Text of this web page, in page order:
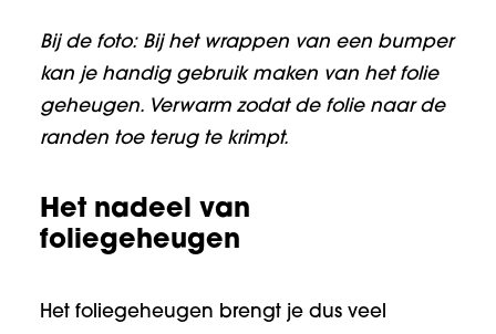
Bij de foto: Bij het wrappen van een bumper
kan je handig gebruik maken van het folie
geheugen. Verwarm zodat de folie naar de
randen toe terug te krimpt.
Het nadeel van
foliegeheugen
Het foliegeheugen brengt je dus veel